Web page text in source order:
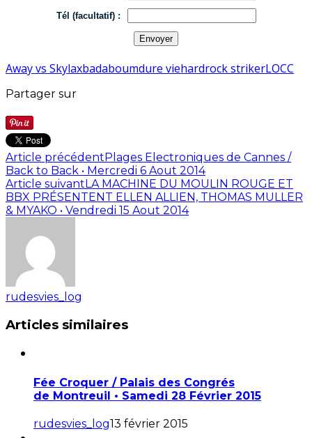
Tél (facultatif) :
Away vs Skylaxbadaboumdure viehardrock strikerLOCC
Partager sur
Article précédentPlages Electroniques de Cannes /
Back to Back • Mercredi 6 Aout 2014
Article suivantLA MACHINE DU MOULIN ROUGE ET
BBX PRÉSENTENT ELLEN ALLIEN, THOMAS MULLER
& MYAKO • Vendredi 15 Aout 2014
rudesvies_log
Articles similaires
Fée Croquer / Palais des Congrés
de Montreuil • Samedi 28 Février 2015
rudesvies_log13 février 2015